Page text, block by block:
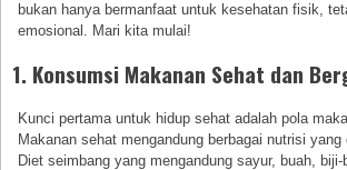
bukan hanya bermanfaat untuk kesehatan fisik,
emosional. Mari kita mulai!
1. Konsumsi Makanan Sehat dan
Kunci pertama untuk hidup sehat adalah pola
Makanan sehat mengandung berbagai nutrisi yang
Diet seimbang yang mengandung sayur, buah,